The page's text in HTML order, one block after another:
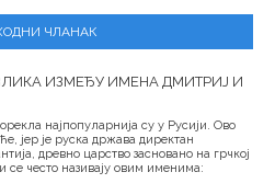
ЧЛАНАК
ИЗМЕЂУ ИМЕНА ДМИТРИЈ И
најпопуларнија су у Русији. Ово
јер је руска држава директан
древно царство засновано на грчкој
се често називају овим именима: